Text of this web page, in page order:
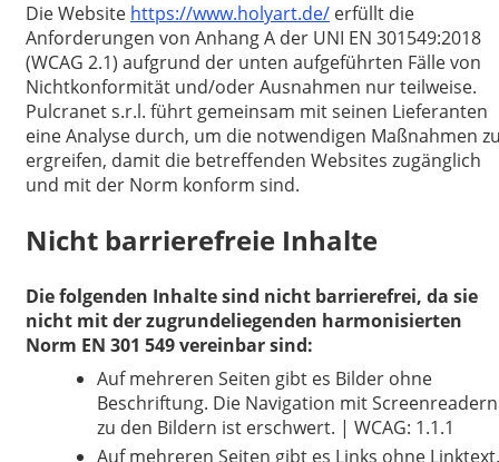
Die Website https://www.holyart.de/ erfüllt die
Anforderungen von Anhang A der UNI EN 301549:2018
(WCAG 2.1) aufgrund der unten aufgeführten Fälle von
Nichtkonformität und/oder Ausnahmen nur teilweise.
Pulcranet s.r.l. führt gemeinsam mit seinen Lieferanten
eine Analyse durch, um die notwendigen Maßnahmen
ergreifen, damit die betreffenden Websites zugänglich
und mit der Norm konform sind.
Nicht barrierefreie Inhalte
Die folgenden Inhalte sind nicht barrierefrei, da sie
nicht mit der zugrundeliegenden harmonisierten
Norm EN 301 549 vereinbar sind:
Auf mehreren Seiten gibt es Bilder ohne
Beschriftung. Die Navigation mit Screenreadern
zu den Bildern ist erschwert. | WCAG: 1.1.1
Auf mehreren Seiten gibt es Links ohne Linktext.